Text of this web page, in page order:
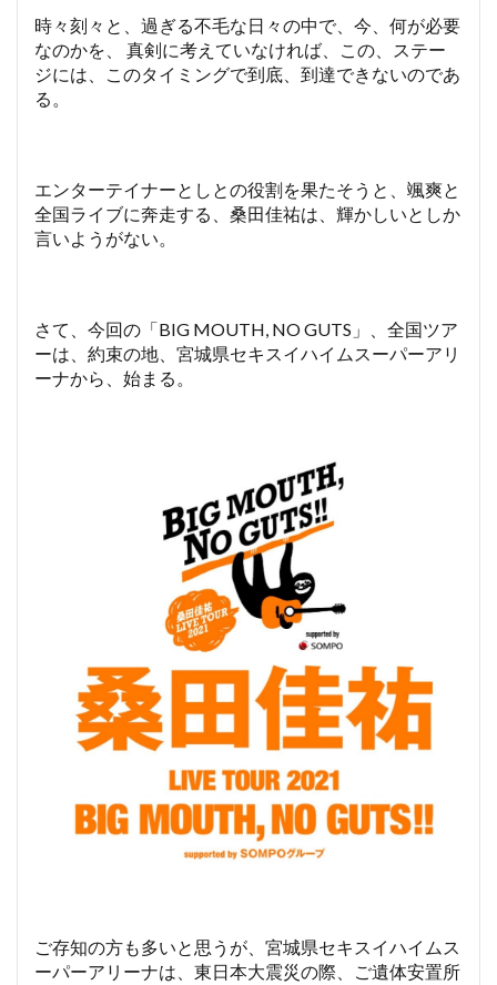
時々刻々と、過ぎる不毛な日々の中で、今、何が必要
なのかを、 真剣に考えていなければ、この、ステー
ジには、このタイミングで到底、到達できないのであ
る。
エンターテイナーとしとの役割を果たそうと、颯爽と
全国ライブに奔走する、桑田佳祐は、輝かしいとしか
言いようがない。
さて、今回の「BIG MOUTH, NO GUTS」、全国ツア
ーは、約束の地、宮城県セキスイハイムスーパーアリ
ーナから、始まる。
ご存知の方も多いと思うが、宮城県セキスイハイムス
ーパーアリーナは、東日本大震災の際、ご遺体安置所